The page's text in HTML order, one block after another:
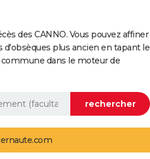
des CANNO. Vous pouvez affiner
d'obsèques plus ancien en tapant le
dans le moteur de